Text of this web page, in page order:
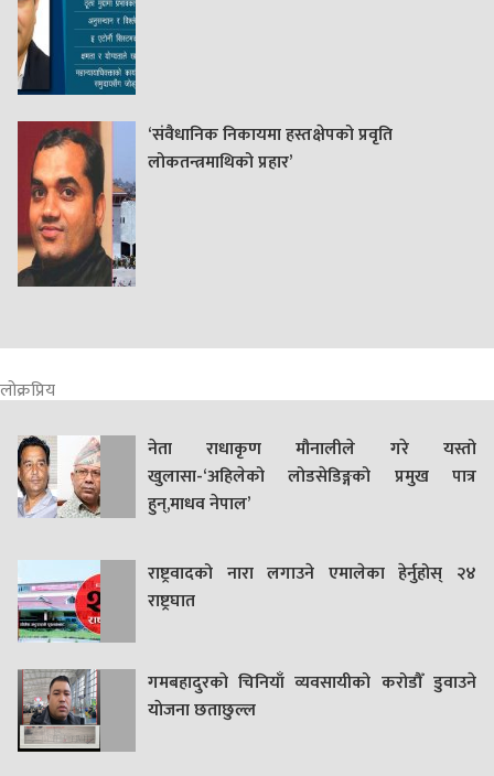
‘संवैधानिक निकायमा हस्तक्षेपको प्रवृति
लोकतन्त्रमाथिको प्रहार’
लोक्रप्रिय
नेता राधाकृण मौनालीले गरे यस्तो
खुलासा-‘अहिलेको लोडसेडिङ्गको प्रमुख पात्र
हुन्,माधव नेपाल’
राष्ट्रवादको नारा लगाउने एमालेका हेर्नुहोस् २४
राष्ट्रघात
गमबहादुरकाे चिनियाँ व्यवसायीको करोडौँ डुवाउने
याेजना छताछुल्ल